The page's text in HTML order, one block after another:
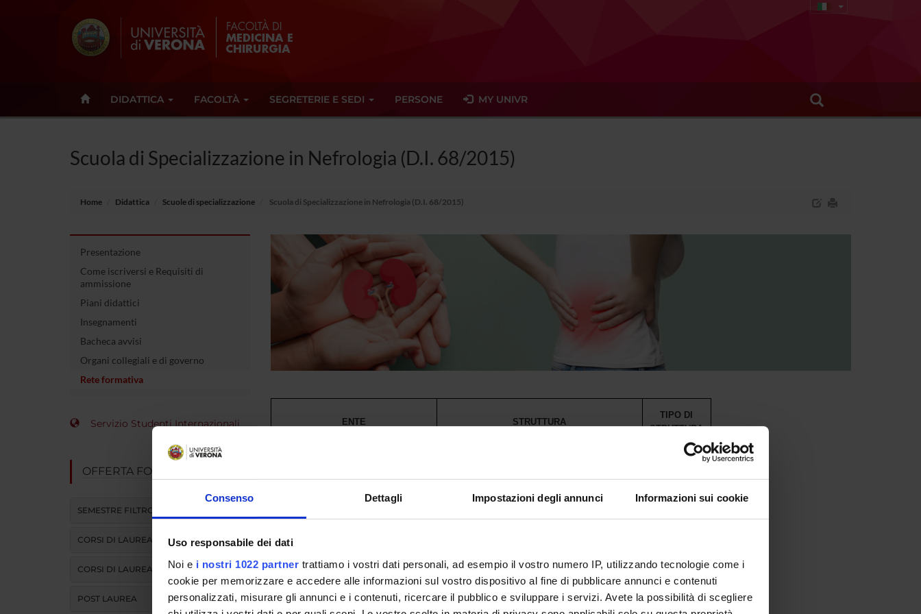
Consenso Dettagli Impostazioni degli annunci Informazioni sui cookie
Uso responsabile dei dati
Noi e i nostri 1022 partner trattiamo i vostri dati personali, ad esempio il vostro numero IP, utilizzando tecnologie come i
cookie per memorizzare e accedere alle informazioni sul vostro dispositivo al fine di pubblicare annunci e contenuti
personalizzati, misurare gli annunci e i contenuti, ricercare il pubblico e sviluppare i servizi. Avete la possibilità di scegliere
DIDATTICA FACOLTÀ SEGRETERIE E SEDI PERSONE MY UNIVR
Scuola di Specializzazione in Nefrologia (D.I. 68/2015)
Home Didattica Scuole di specializzazione Scuola di Specializzazione in Nefrologia (D.I. 68/2015)
Presentazione
Come iscriversi e Requisiti di
ammissione
Piani didattici
Insegnamenti
Bacheca avvisi
Organi collegiali e di governo
Rete formativa
Servizio Studenti Internazionali
OFFERTA FORMATIVA
SEMESTRE FILTRO
CORSI DI LAUREA
CORSI DI LAUREA MAGISTRALE
POST LAUREA
ENTE STRUTTURA
TIPO DI
STRUTTURA
Azienda Sanitaria Universitaria Integrata
di Trieste
Ospedale di Cattinara - U.O. di Nefrologia e Dialisi
(2901)
U.O. di Nefrologia (2901)
Azienda ULSS 7 Pedemontana
Ospedale di Bassano del Grappa - U.O.C. di
Nefrologia (2902)
Collegata